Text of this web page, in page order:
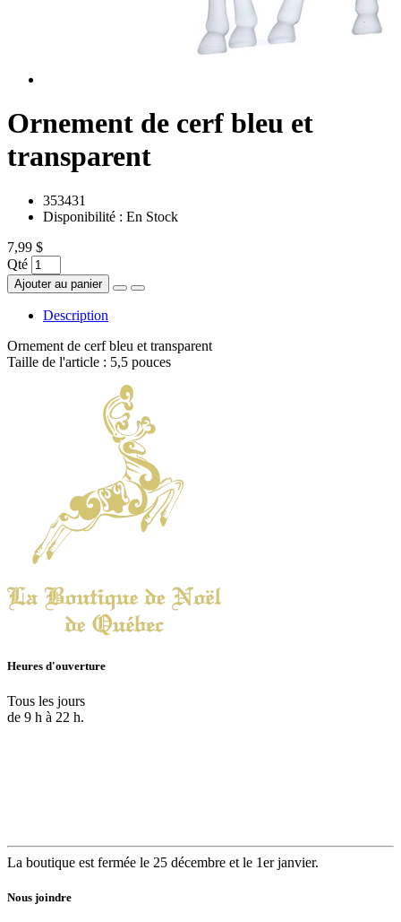
Ornement de cerf bleu et
transparent
353431
Disponibilité : En Stock
7,99 $
Qté
Ajouter au panier
Description
Ornement de cerf bleu et transparent
Taille de l'article : 5,5 pouces
Heures d'ouverture
Tous les jours
de 9 h à 22 h.
La boutique est fermée le 25 décembre et le 1er janvier.
Nous joindre